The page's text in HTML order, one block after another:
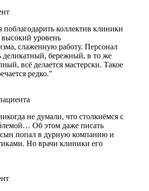
поблагодарить коллектив клиники
уровень
слаженную работу. Персонал
деликатный, бережный, в то же
всё делается мастерски. Такое
редко."
не думали, что столкнёмся с
Об этом даже писать
попал в дурную компанию и
Но врачи клиники его